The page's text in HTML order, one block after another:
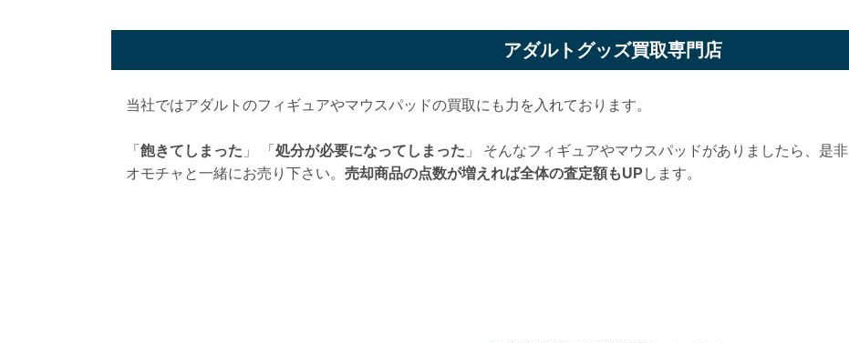
アダルトグッズ買取専門店
当社ではアダルトのフィギュアやマウスパッドの買取にも力を入れております。
「 飽きてしまった 」 「 処分が必要になってしまった 」 そんなフィギュアやマウスパッドがありましたら、是非
オモチャと一緒にお売り下さい。 売却商品の点数が増えれば全体の査定額もUP します。